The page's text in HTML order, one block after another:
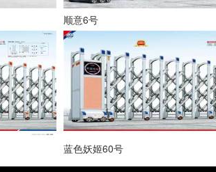
顺意6号
蓝色妖姬60号